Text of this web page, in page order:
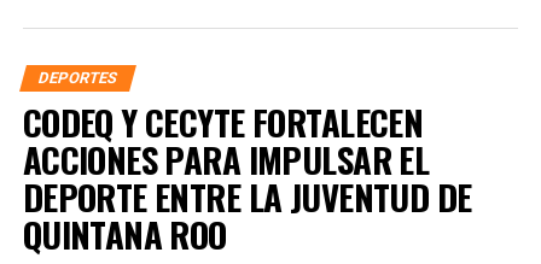
DEPORTES
CODEQ Y CECYTE FORTALECEN
ACCIONES PARA IMPULSAR EL
DEPORTE ENTRE LA JUVENTUD DE
QUINTANA ROO